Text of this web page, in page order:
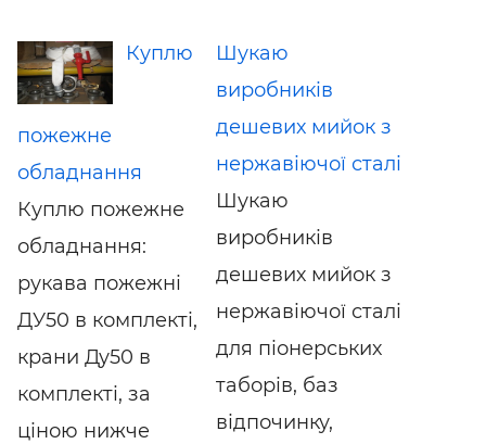
Куплю
пожежне
обладнання
Куплю пожежне
обладнання:
рукава пожежні
ДУ50 в комплекті,
крани Ду50 в
комплекті, за
ціною нижче
Шукаю
виробників
дешевих мийок з
нержавіючої сталі
Шукаю
виробників
дешевих мийок з
нержавіючої сталі
для піонерських
таборів, баз
відпочинку,